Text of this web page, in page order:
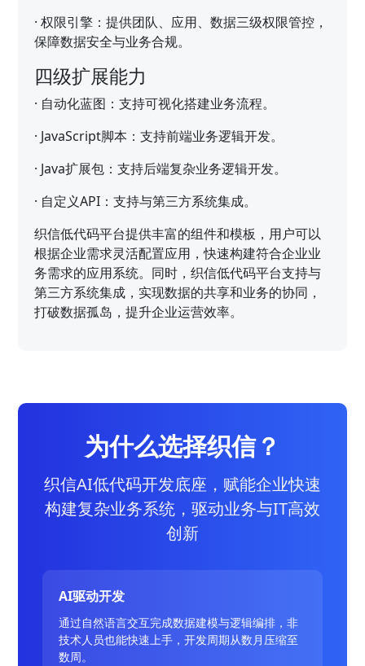
·权限引擎：提供团队、应用、数据三级权限管控，
保障数据安全与业务合规。
四级扩展能力
· 自动化蓝图：支持可视化搭建业务流程。
· JavaScript脚本：支持前端业务逻辑开发。
· Java扩展包：支持后端复杂业务逻辑开发。
· 自定义API：支持与第三方系统集成。
织信低代码平台提供丰富的组件和模板，用户可以
根据企业需求灵活配置应用，快速构建符合企业业
务需求的应用系统。同时，织信低代码平台支持与
第三方系统集成，实现数据的共享和业务的协同，
打破数据孤岛，提升企业运营效率。
为什么选择织信？
织信AI低代码开发底座，赋能企业快速
构建复杂业务系统，驱动业务与IT高效
创新
AI驱动开发
通过自然语言交互完成数据建模与逻辑编排，非
技术人员也能快速上手，开发周期从数月压缩至
数周。